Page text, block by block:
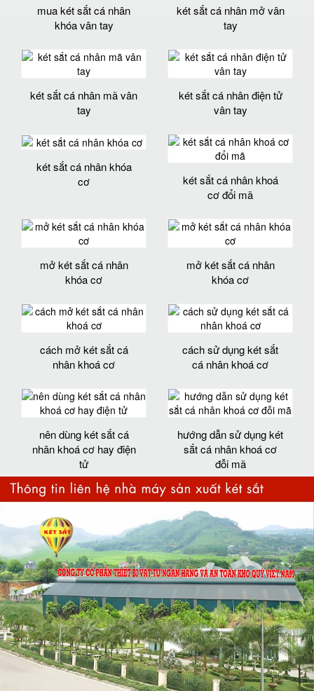
mua két sắt cá nhân
khóa vân tay
két sắt cá nhân mở vân
tay
két sắt cá nhân mã vân
tay
két sắt cá nhân điện tử
vân tay
két sắt cá nhân khóa
cơ
két sắt cá nhân khoá
cơ đổi mã
mở két sắt cá nhân
khóa cơ
mở két sắt cá nhân
khóa cơ
cách mở két sắt cá
nhân khoá cơ
cách sử dụng két sắt
cá nhân khoá cơ
nên dùng két sắt cá
nhân khoá cơ hay điện
tử
hướng dẫn sử dụng két
sắt cá nhân khoá cơ
đỗi mã